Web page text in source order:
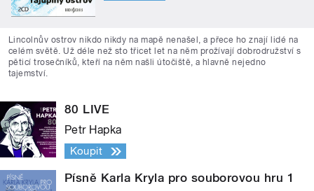
Lincolnův ostrov nikdo nikdy na mapě nenašel, a přece ho znají lidé na
celém světě. Už déle než sto třicet let na něm prožívají dobrodružství s
pěticí trosečníků, kteří na něm našli útočiště, a hlavně nejedno
tajemství.
80 LIVE
Petr Hapka
Koupit
Písně Karla Kryla pro souborovou hru 1